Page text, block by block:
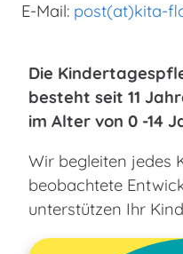
E-Mail: post(at)kita-
Die
besteht seit 11
im Alter von 0 -14
Wir begleiten jedes
beobachtete
unterstützen Ihr